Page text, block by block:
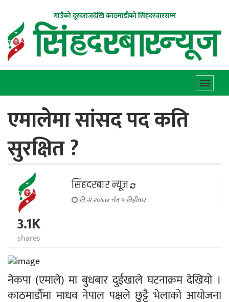
गाउँको दूरदराजदेखि काठमाडौंको सिंहदरबारसम्म
एमालेमा सांसद पद कति
सुरक्षित ?
सिंहदरबार न्यूज
वि.सं.२०७७ चैत ५ बिहीवार
3.1K
shares
नेकपा (एमाले) मा बुधबार दुईखाले घटनाक्रम देखियो ।
काठमाडौँमा माधव नेपाल पक्षले छुट्टै भेलाको आयोजना